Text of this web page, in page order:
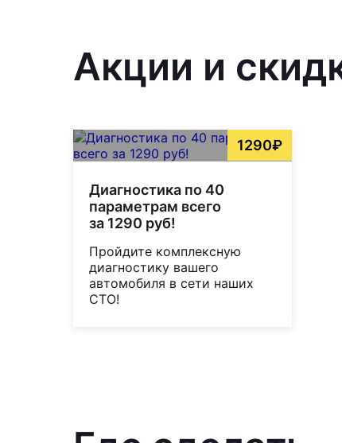
Акции и
1290₽
Диагностика по 40
параметрам всего
за 1290 руб!
Пройдите комплексную
диагностику вашего
автомобиля в сети наших
СТО!